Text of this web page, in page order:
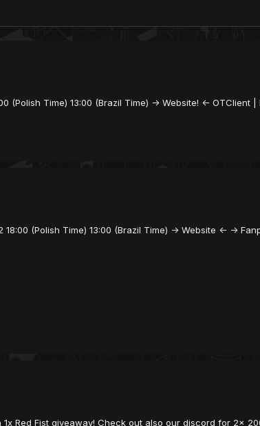
Time) 13:00 (Brazil Time) -> Website! <-
Time) 13:00 (Brazil Time) -> Website <- ->
Red Fist giveaway! Check out also our discord for 2x